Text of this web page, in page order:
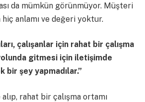
da mümkün görünmüyor. Müşteri
hiç anlamı ve değeri yoktur.
çalışanlar için rahat bir çalışma
gitmesi için iletişimde
bir şey yapmadılar.”
rahat bir çalışma ortamı